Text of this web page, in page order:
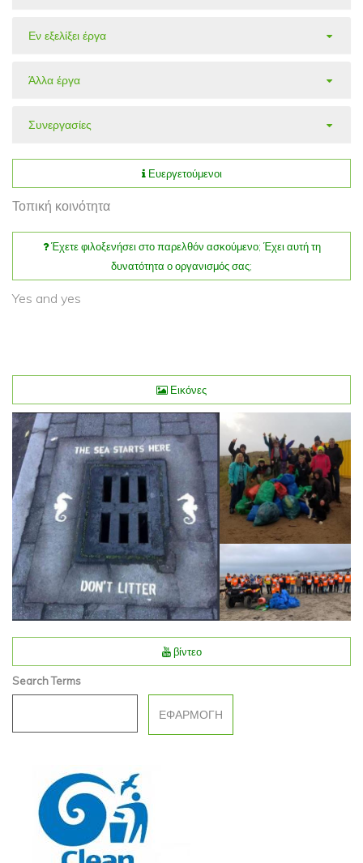
Εν εξελίξει έργα
Άλλα έργα
Συνεργασίες
Ευεργετούμενοι
Τοπική κοινότητα
Έχετε φιλοξενήσει στο παρελθόν ασκούμενο; Έχει αυτή τη
δυνατότητα ο οργανισμός σας;
Yes and yes
Εικόνες
βίντεο
Search Terms